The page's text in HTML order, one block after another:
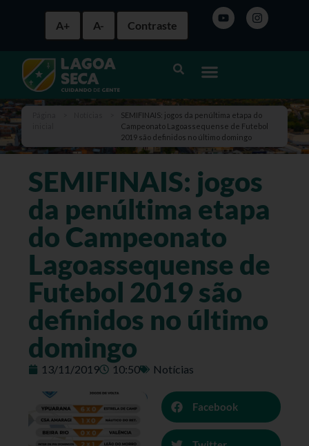
A+ A- Contraste
SEMIFINAIS: jogos da penúltima etapa do
Campeonato Lagoassequense de Futebol
2019 são definidos no último domingo
SEMIFINAIS: jogos
da penúltima etapa
do Campeonato
Lagoassequense de
Futebol 2019 são
definidos no último
domingo
13/11/2019 10:50 Notícias
Facebook